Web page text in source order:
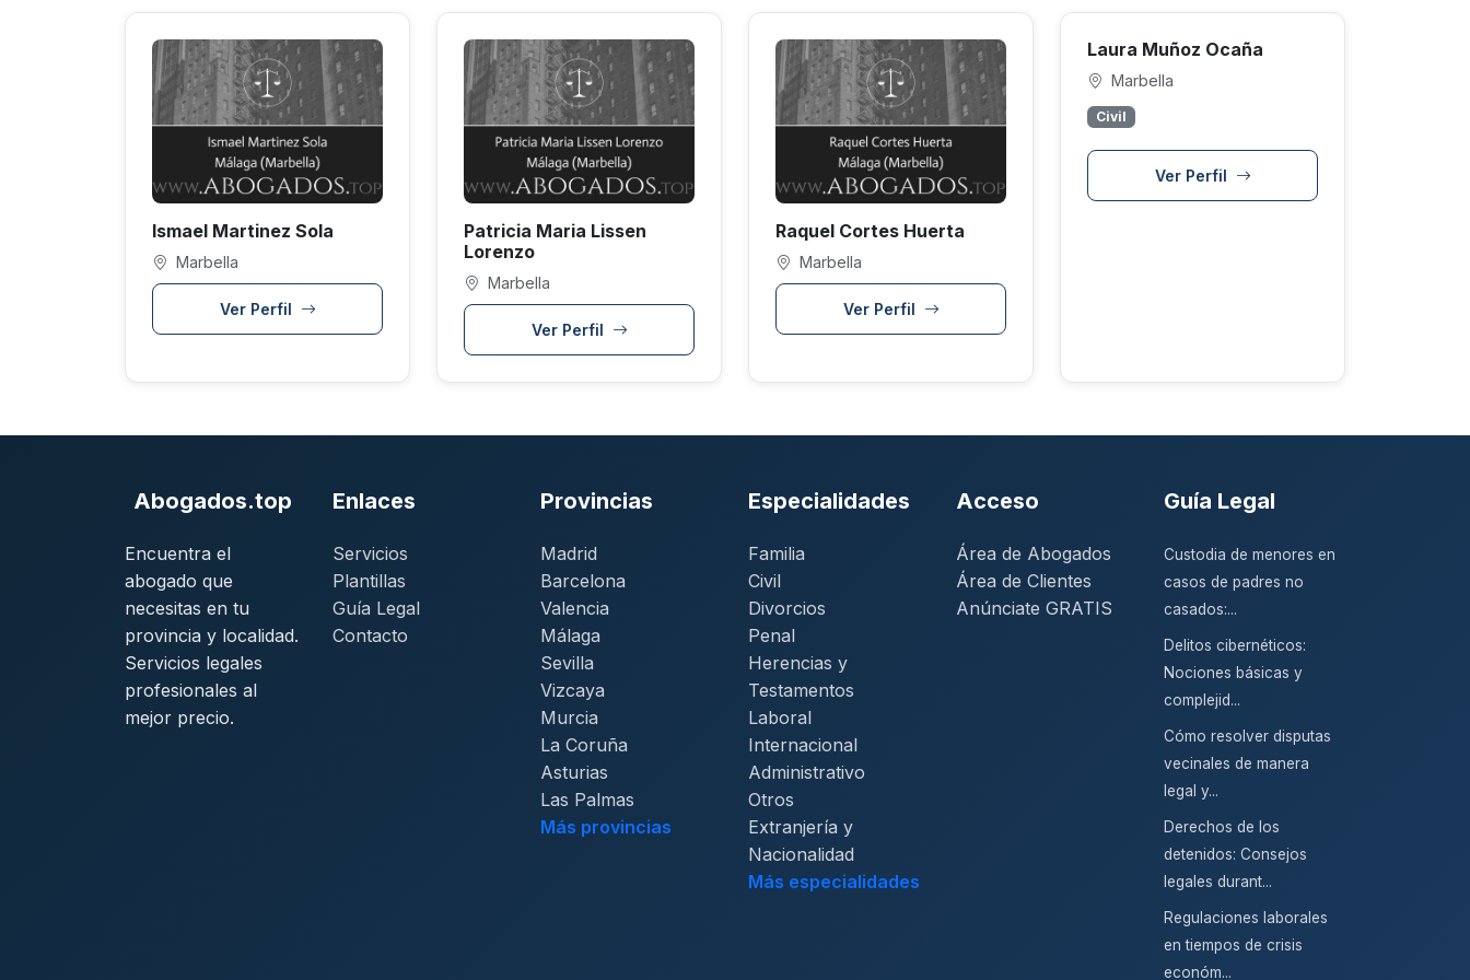
Ismael Martinez Sola
Marbella
Ver Perfil
Patricia Maria Lissen
Lorenzo
Marbella
Ver Perfil
Raquel Cortes Huerta
Marbella
Ver Perfil
Laura Muñoz Ocaña
Marbella
Civil
Ver Perfil
Abogados.top
Encuentra el
abogado que
necesitas en tu
provincia y localidad.
Servicios legales
profesionales al
mejor precio.
Enlaces
Servicios
Plantillas
Guía Legal
Contacto
Provincias
Madrid
Barcelona
Valencia
Málaga
Sevilla
Vizcaya
Murcia
La Coruña
Asturias
Las Palmas
Más provincias
Especialidades
Familia
Civil
Divorcios
Penal
Herencias y
Testamentos
Laboral
Internacional
Administrativo
Otros
Extranjería y
Nacionalidad
Más especialidades
Acceso
Área de Abogados
Área de Clientes
Anúnciate GRATIS
Guía Legal
Custodia de menores en
casos de padres no
casados:...
Delitos cibernéticos:
Nociones básicas y
complejid...
Cómo resolver disputas
vecinales de manera
legal y...
Derechos de los
detenidos: Consejos
legales durant...
Regulaciones laborales
en tiempos de crisis
económ...